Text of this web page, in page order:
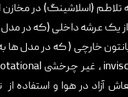
(اسلاشینگ) در مخازن
یک عرشه داخلی (که در
خارچی ( که در مدل ها
، غیر چرخشی
آزاد در هوا و استفاده